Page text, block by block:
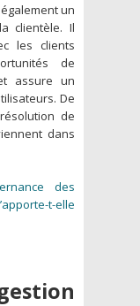
un
clientèle. Il
les clients
de
assure un
De
de
dans
des
t-elle